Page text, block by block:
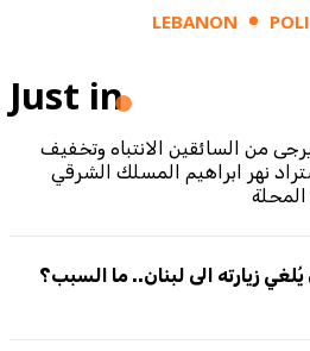
LEBANON
Just in
من السائقين الانتباه وتخفيف
نهر ابراهيم المسلك الشرقي
زيارته الى لبنان.. ما السبب؟